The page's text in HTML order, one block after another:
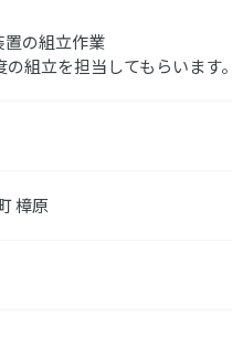
の組立作業
組立を担当してもらいます。
樟原